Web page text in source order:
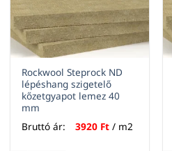
Rockwool Steprock ND
lépéshang szigetelő
kőzetgyapot lemez 40
mm
Bruttó ár:
3920 Ft / m2